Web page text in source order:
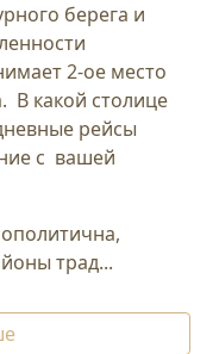
берега и
2-ое место
В какой столице
рейсы
с вашей
трад...